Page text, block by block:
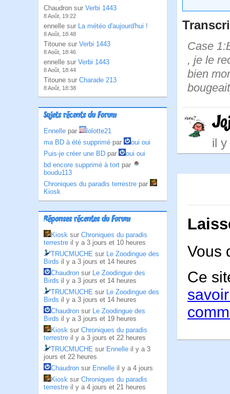
Chaudron sur Verbi 1443
8 Août, 19:22
ennelle sur La météo d'aujourd'hui !
8 Août, 18:48
Titoune sur Verbi 1443
8 Août, 18:46
ennelle sur Verbi 1443
8 Août, 18:44
Titoune sur Charade 213
8 Août, 18:38
Sujets récents du Forum
Ennelle par
lolotte21
ma BD à été supprimé par
oui oui
Puis-je créer une BD par
oui oui
bd encore supprimé à tort par
boudu113
Chroniques du paradis terrestre par
Kiosk
Réponses récentes du Forum
Kiosk sur Chroniques du paradis
terrestre il y a 3 jours et 10 heures
TRUCMUCHE sur Le Zoodingue des
Birds il y a 3 jours et 14 heures
Chaudron sur Le Zoodingue des
Birds il y a 3 jours et 14 heures
TRUCMUCHE sur Le Zoodingue des
Birds il y a 3 jours et 14 heures
Chaudron sur Le Zoodingue des
Birds il y a 3 jours et 19 heures
Kiosk sur Chroniques du paradis
terrestre il y a 3 jours et 22 heures
TRUCMUCHE sur Ennelle il y a 3
jours et 22 heures
Chaudron sur Ennelle il y a 4 jours
Kiosk sur Chroniques du paradis
terrestre il y a 4 jours et 21 heures
Case
, je le
bien
il
Vous
Ce